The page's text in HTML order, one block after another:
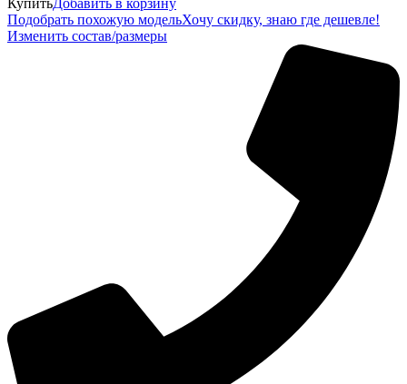
Подобрать похожую модельХочу скидку, знаю где дешевле!
Изменить состав/размеры